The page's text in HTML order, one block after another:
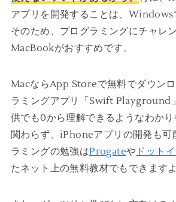
アプリを開発することは、Windows
そのため、プログラミングにチャレ
MacBookがおすすめです。
MacならApp Storeで無料でダウン
ラミングアプリ「Swift Playground
供でも0から理解できるようなわか
関わらず、iPhoneアプリの開発も可
ラミングの勉強はProgateや ドット
たネット上の無料教材でもできますよ